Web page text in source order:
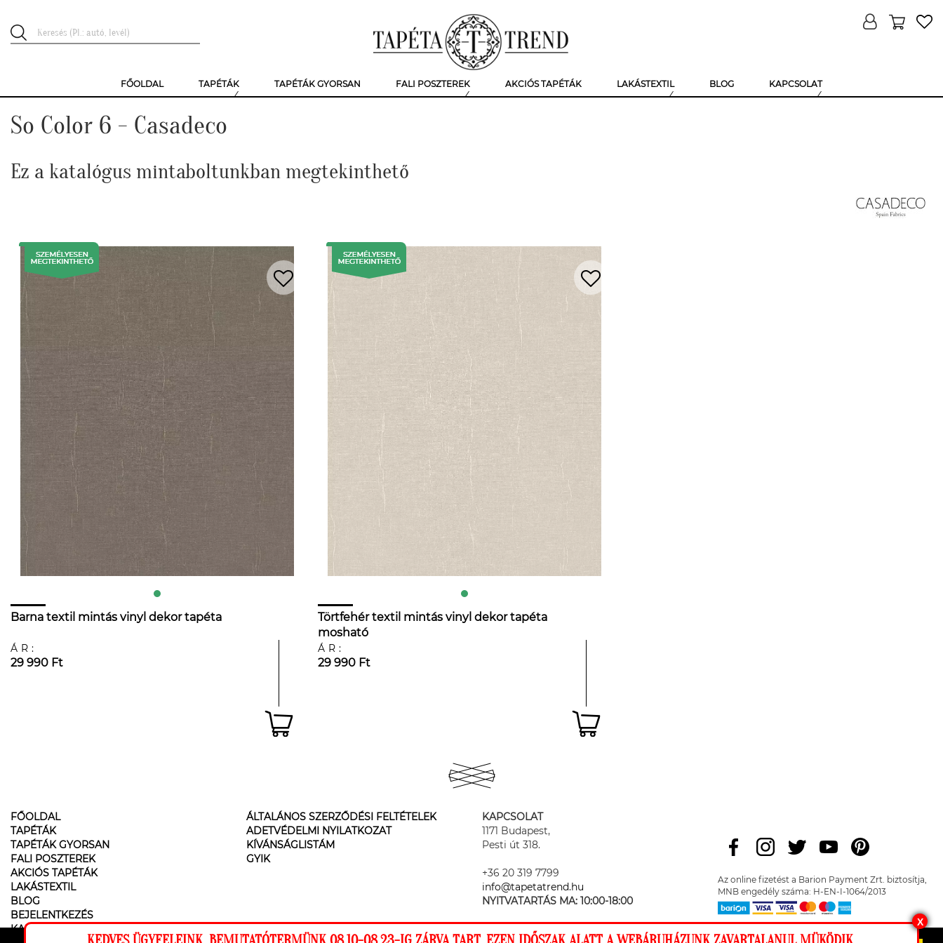
FŐOLDAL TAPÉTÁK TAPÉTÁK GYORSAN FALI POSZTEREK AKCIÓS TAPÉTÁK LAKÁSTEXTIL BLOG KAPCSOLAT
So Color 6 - Casadeco
Ez a katalógus mintaboltunkban megtekinthető
Barna textil mintás vinyl dekor tapéta
ÁR:
29 990 Ft
Törtfehér textil mintás vinyl dekor tapéta
mosható
ÁR:
29 990 Ft
FŐOLDAL
TAPÉTÁK
TAPÉTÁK GYORSAN
FALI POSZTEREK
AKCIÓS TAPÉTÁK
LAKÁSTEXTIL
BLOG
BEJELENTKEZÉS
KAPCSOLAT
ÁLTALÁNOS SZERZŐDÉSI FELTÉTELEK
ADETVÉDELMI NYILATKOZAT
KÍVÁNSÁGLISTÁM
GYIK
KAPCSOLAT
1171 Budapest,
Pesti út 318.
+36 20 319 7799
info@tapetatrend.hu
NYITVATARTÁS MA: 10:00-18:00
Az online fizetést a Barion Payment Zrt. biztosítja,
MNB engedély száma: H-EN-I-1064/2013
X